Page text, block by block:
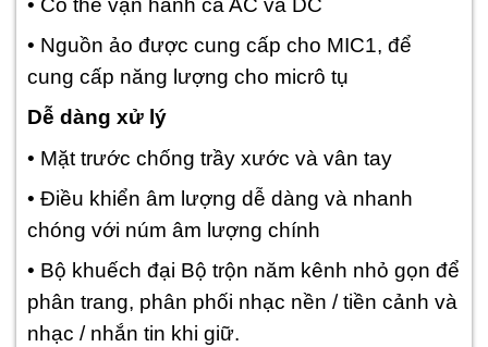
• Có thể vận hành cả AC và DC
• Nguồn ảo được cung cấp cho MIC1, để
cung cấp năng lượng cho micrô tụ
Dễ dàng xử lý
• Mặt trước chống trầy xước và vân tay
• Điều khiển âm lượng dễ dàng và nhanh
chóng với núm âm lượng chính
• Bộ khuếch đại Bộ trộn năm kênh nhỏ gọn để
phân trang, phân phối nhạc nền / tiền cảnh và
nhạc / nhắn tin khi giữ.